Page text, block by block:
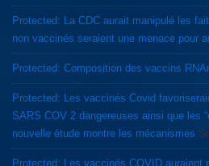
Protected: La CDC aurait manipulé les
non vaccinés seraient une menace pour
Protected: Composition des vaccins
Protected: Les vaccinés Covid favoriseraient l’évolution des mutations
SARS COV 2 dangereuses ainsi que les
nouvelle étude montre les mécanismes
Protected: Les vaccinés COVID auraient